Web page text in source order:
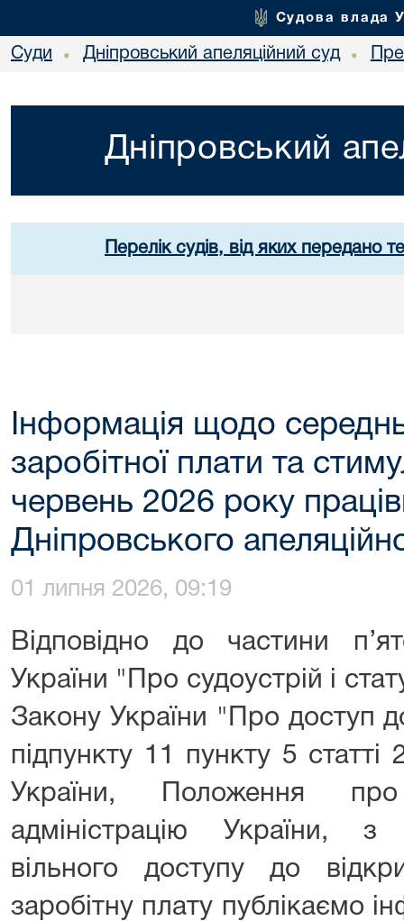
Судова влада
Суди • Дніпровський апеляційний суд •
Дніпровський
Перелік судів, від яких передано
Інформація щодо
заробітної плати та
червень 2026 року
Дніпровського
01 липня 2026, 09:19
Відповідно до частини
України "Про судоустрій і
Закону України "Про доступ
підпункту 11 пункту 5
України, Положення
адміністрацію України,
вільного доступу до
заробітну плату публікаємо